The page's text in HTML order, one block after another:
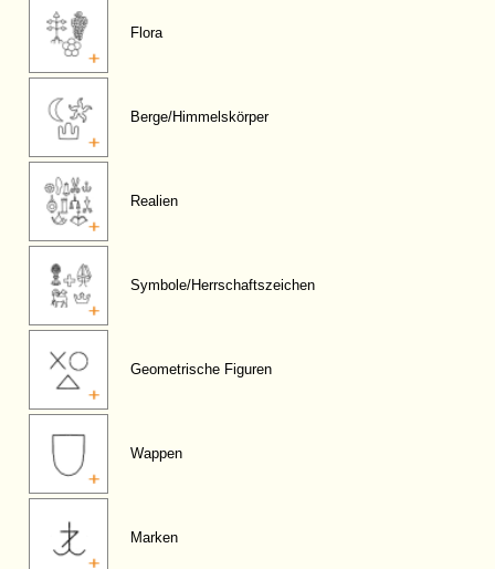
Flora
Berge/Himmelskörper
Realien
Symbole/Herrschaftszeichen
Geometrische Figuren
Wappen
Marken